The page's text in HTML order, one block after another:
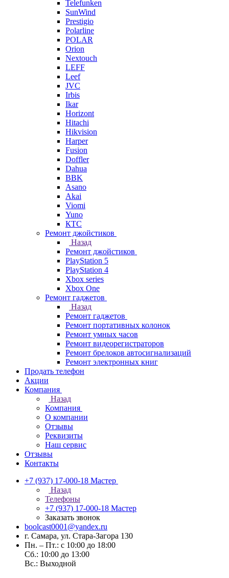
Telefunken
SunWind
Prestigio
Polarline
POLAR
Orion
Nextouch
LEFF
Leef
JVC
Irbis
Ikar
Horizont
Hitachi
Hikvision
Harper
Fusion
Doffler
Dahua
BBK
Asano
Akai
Viomi
Yuno
КТС
Ремонт джойстиков
Назад
Ремонт джойстиков
PlayStation 5
PlayStation 4
Xbox series
Xbox One
Ремонт гаджетов
Назад
Ремонт гаджетов
Ремонт портативных колонок
Ремонт умных часов
Ремонт видеорегистраторов
Ремонт брелоков автосигнализаций
Ремонт электронных книг
Продать телефон
Акции
Компания
Назад
Компания
О компании
Отзывы
Реквизиты
Наш сервис
Отзывы
Контакты
+7 (937) 17-000-18 Мастер
Назад
Телефоны
+7 (937) 17-000-18 Мастер
Заказать звонок
boolcast0001@yandex.ru
г. Самара, ул. Стара-Загора 130
Пн. – Пт.: с 10:00 до 18:00
Сб.: 10:00 до 13:00
Вс.: Выходной